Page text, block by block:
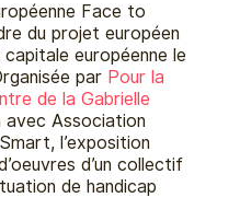
Face to
du projet européen
européenne le
par Pour la
de la Gabrielle
avec Association
l’exposition
d’un collectif
de handicap